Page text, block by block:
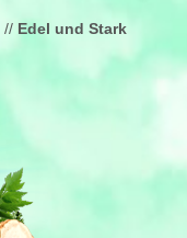
// Edel und Stark